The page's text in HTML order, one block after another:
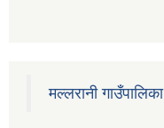
मल्लरानी